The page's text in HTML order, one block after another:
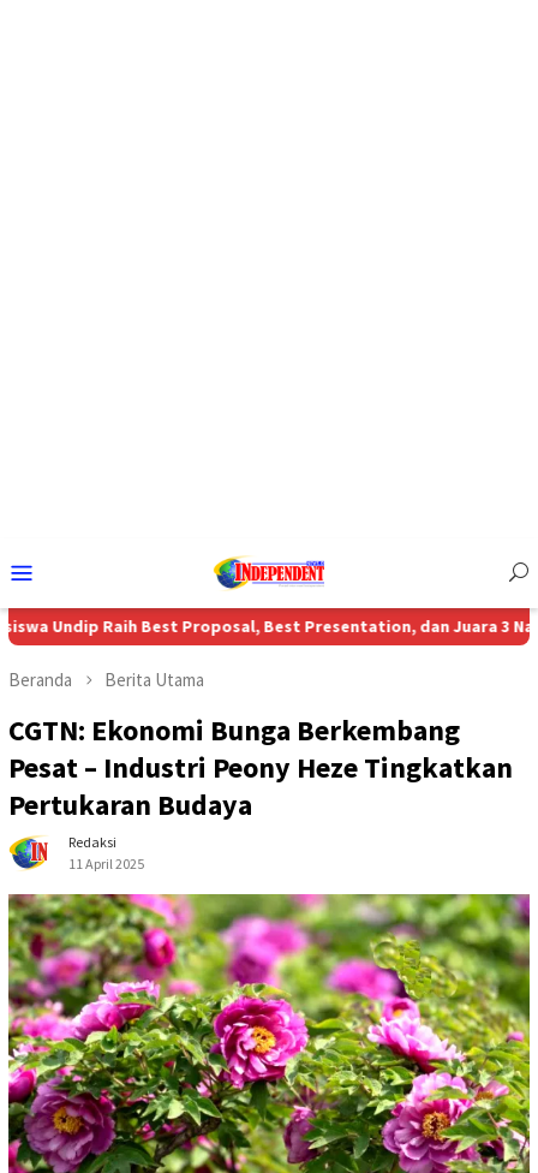
Mobile
Best Proposal, Best Presentation, dan Juara 3 Nasional MBPC
Beranda Berita Utama
CGTN: Ekonomi Bunga Berkembang
Pesat – Industri Peony Heze Tingkatkan
Pertukaran Budaya
Redaksi
11 April 2025